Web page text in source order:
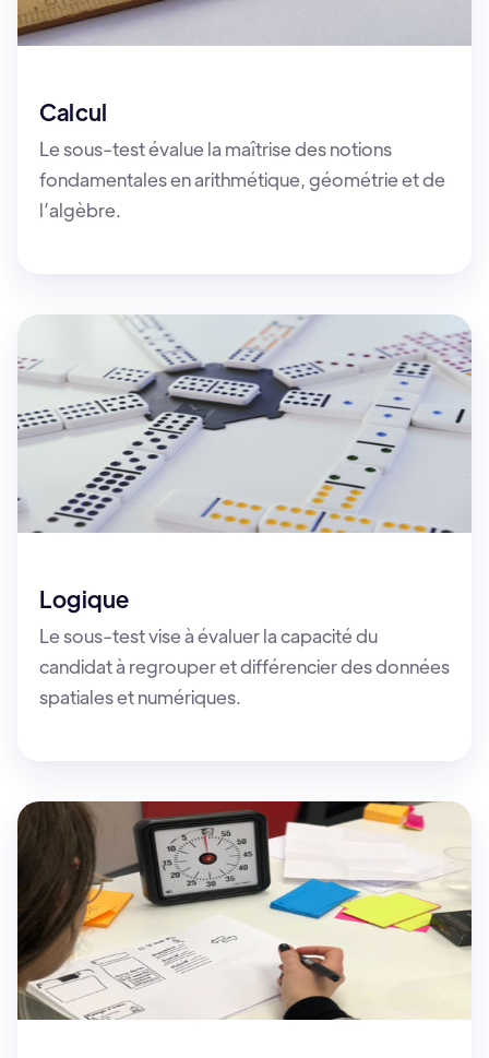
Calcul
Le sous-test évalue la maîtrise des notions
fondamentales en arithmétique, géométrie et de
l’algèbre.
Logique
Le sous-test vise à évaluer la capacité du
candidat à regrouper et différencier des données
spatiales et numériques.